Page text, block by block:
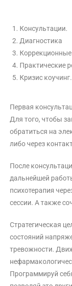
Консультации.
Диагностика
Коррекционные
Практические
Кризис коучинг.
Первая
Для того, чтобы
обратиться на
либо через
После
дальнейшей
психотерапия
сессии. А также
Стратегическая
состояний
тревожности.
Программируй